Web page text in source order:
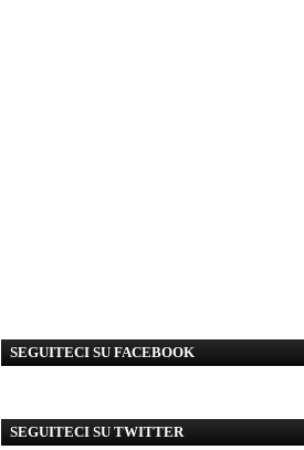
SEGUITECI SU FACEBOOK
SEGUITECI SU TWITTER